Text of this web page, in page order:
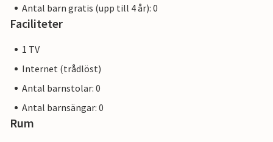
Antal barn gratis (upp till 4 år): 0
Faciliteter
1 TV
Internet (trådlöst)
Antal barnstolar: 0
Antal barnsängar: 0
Rum